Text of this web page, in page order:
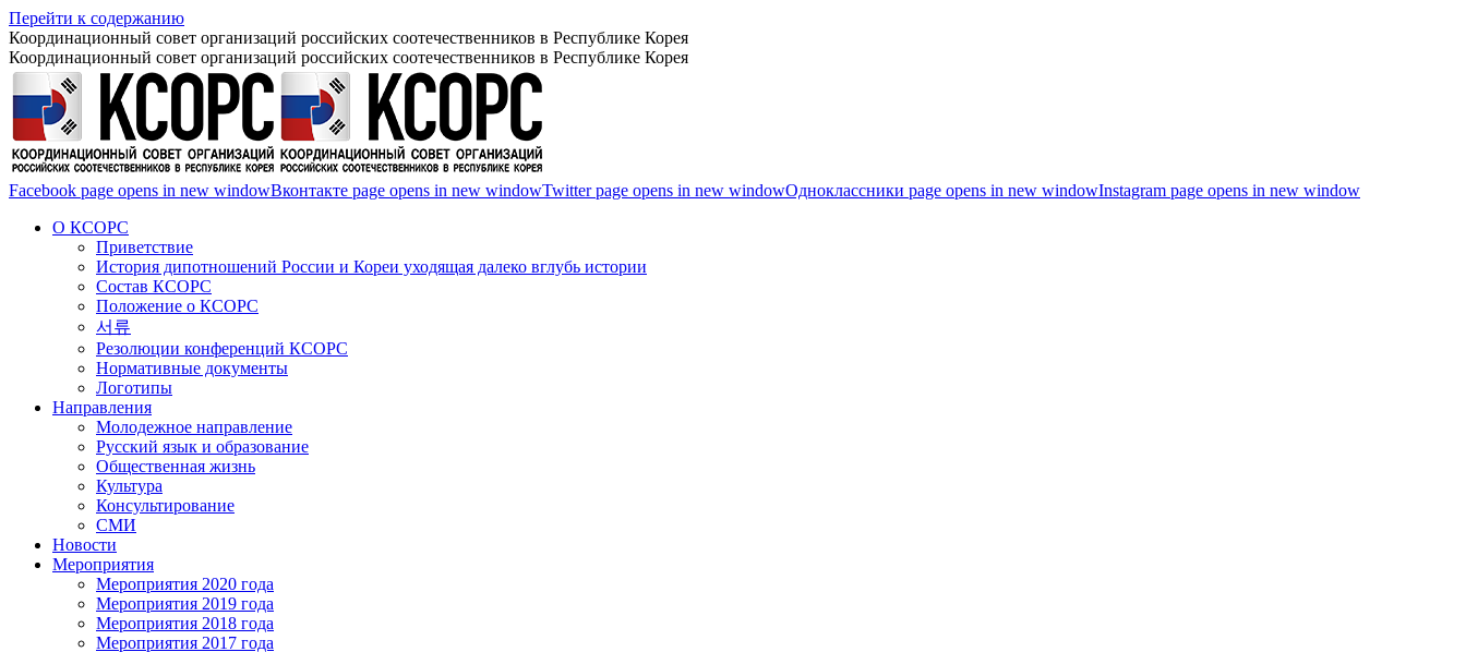
Перейти к содержанию
Координационный совет организаций российских соотечественников в Республике Корея
Координационный совет организаций российских соотечественников в Республике Корея
Facebook page opens in new windowВконтакте page opens in new windowTwitter page opens in new windowОдноклассники page opens in new windowInstagram page opens in new window
О КСОРС
Приветствие
История дипотношений России и Кореи уходящая далеко вглубь истории
Состав КСОРС
Положение о КСОРС
서류
Резолюции конференций КСОРС
Нормативные документы
Логотипы
Направления
Молодежное направление
Русский язык и образование
Общественная жизнь
Культура
Консультирование
СМИ
Новости
Мероприятия
Мероприятия 2020 года
Мероприятия 2019 года
Мероприятия 2018 годa
Мероприятия 2017 года